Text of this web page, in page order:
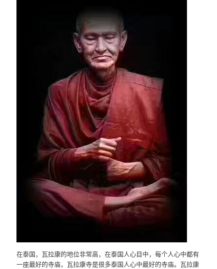
在泰国，瓦拉康的地位非常高，在泰国人心目中，每个人心中都有
一座最好的寺庙，瓦拉康寺是很多泰国人心中最好的寺庙。瓦拉康